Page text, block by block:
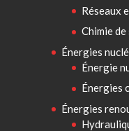
Réseaux
Chimie
Énergies
Énergie
Énergies
Énergies